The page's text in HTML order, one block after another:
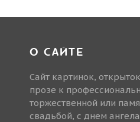
О САЙТЕ
Сайт картинок,
прозе к
торжественной или
свадьбой, с днем